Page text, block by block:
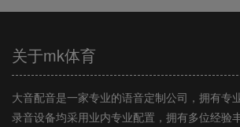
关于mk体育
大音配音是一家专业的语音定制公司，拥有专
录音设备均采用业内专业配置，拥有多位经验